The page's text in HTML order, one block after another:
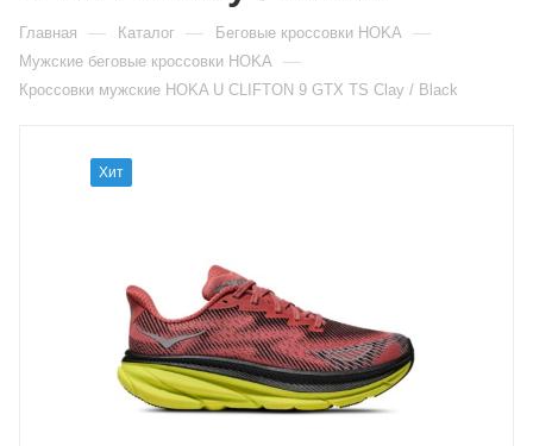
Главная — Каталог — Беговые кроссовки HOKA —
Мужские беговые кроссовки HOKA —
Кроссовки мужские HOKA U CLIFTON 9 GTX TS Clay / Black
Хит